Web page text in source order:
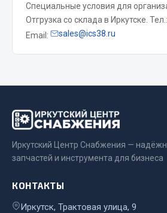
Тормозная система
Двери
Весь раздел
Запчасти Урал
Двигатель
Мост задний
Специальные условия для
Отгрузка со склада в Иркутске. Тел.:
Email:
sales@ics38.ru
Иркутский Центр Снабжения —
запчастей и инструмента для бизнеса
КОНТАКТЫ
Иркутск, Трактовая улица, 9